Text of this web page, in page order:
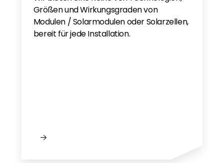
Größen und Wirkungsgraden von
Modulen / Solarmodulen oder Solarzellen,
bereit für jede Installation.